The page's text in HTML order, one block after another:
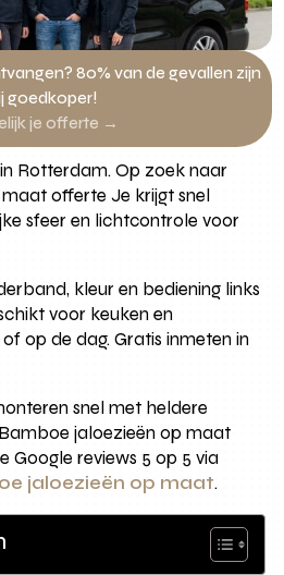
80% van de gevallen zijn
goedkoper!
je offerte →
Rotterdam. Op zoek naar
offerte Je krijgt snel
sfeer en lichtcontrole voor
kleur en bediening links
voor keuken en
op de dag. Gratis inmeten in
snel met heldere
jaloezieën op maat
Google reviews 5 op 5 via
jaloezieën op maat.